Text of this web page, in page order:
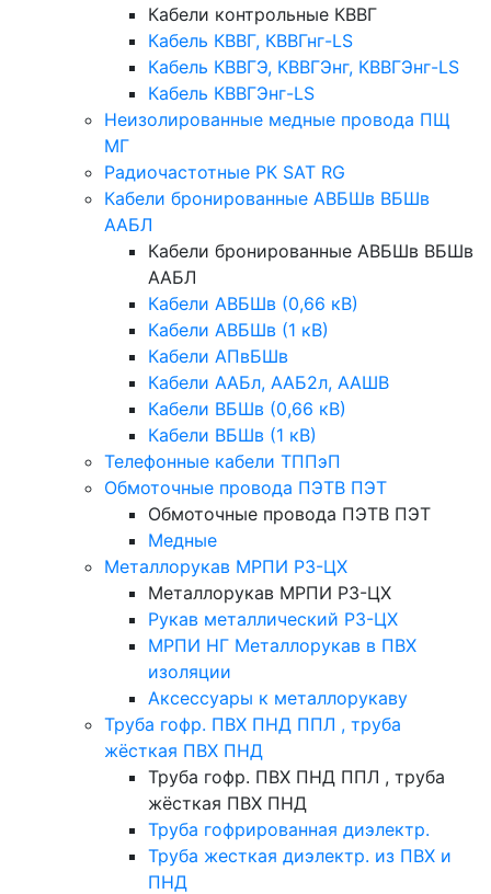
Кабели контрольные КВВГ
Кабель КВВГ, КВВГнг-LS
Кабель КВВГЭ, КВВГЭнг, КВВГЭнг-LS
Кабель КВВГЭнг-LS
Неизолированные медные провода ПЩ
МГ
Радиочастотные РК SAT RG
Кабели бронированные АВБШв ВБШв
ААБЛ
Кабели бронированные АВБШв ВБШв
ААБЛ
Кабели АВБШв (0,66 кВ)
Кабели АВБШв (1 кВ)
Кабели АПвБШв
Кабели ААБл, ААБ2л, ААШВ
Кабели ВБШв (0,66 кВ)
Кабели ВБШв (1 кВ)
Телефонные кабели ТППэП
Обмоточные провода ПЭТВ ПЭТ
Обмоточные провода ПЭТВ ПЭТ
Медные
Металлорукав МРПИ РЗ-ЦХ
Металлорукав МРПИ РЗ-ЦХ
Рукав металлический Р3-ЦХ
МРПИ НГ Металлорукав в ПВХ
изоляции
Аксессуары к металлорукаву
Труба гофр. ПВХ ПНД ППЛ , труба
жёсткая ПВХ ПНД
Труба гофр. ПВХ ПНД ППЛ , труба
жёсткая ПВХ ПНД
Труба гофрированная диэлектр.
Труба жесткая диэлектр. из ПВХ и
ПНД